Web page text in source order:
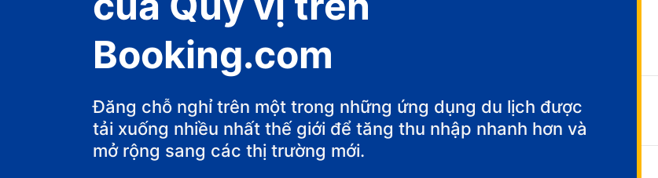
nhà nghỉ B&B
Booking.com
Đăng chỗ nghỉ trên một trong những ứng dụng du lịch được
tải xuống nhiều nhất thế giới để tăng thu nhập nhanh hơn và
mở rộng sang các thị trường mới.